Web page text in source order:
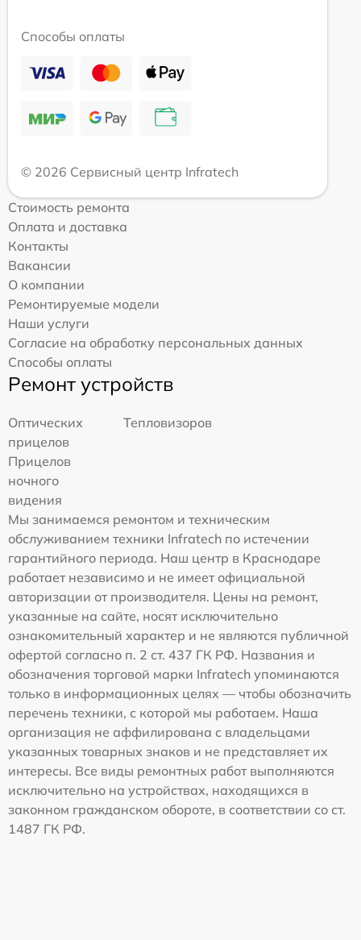
Способы оплаты
© 2026 Сервисный центр Infratech
Стоимость ремонта
Оплата и доставка
Контакты
Вакансии
О компании
Ремонтируемые модели
Наши услуги
Согласие на обработку персональных данных
Способы оплаты
Ремонт устройств
Оптических
прицелов
Тепловизоров
Прицелов
ночного
видения
Мы занимаемся ремонтом и техническим
обслуживанием техники Infratech по истечении
гарантийного периода. Наш центр в Краснодаре
работает независимо и не имеет официальной
авторизации от производителя. Цены на ремонт,
указанные на сайте, носят исключительно
ознакомительный характер и не являются публичной
офертой согласно п. 2 ст. 437 ГК РФ. Названия и
обозначения торговой марки Infratech упоминаются
только в информационных целях — чтобы обозначить
перечень техники, с которой мы работаем. Наша
организация не аффилирована с владельцами
указанных товарных знаков и не представляет их
интересы. Все виды ремонтных работ выполняются
исключительно на устройствах, находящихся в
законном гражданском обороте, в соответствии со ст.
1487 ГК РФ.